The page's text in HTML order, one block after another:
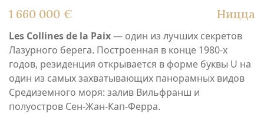
1 660 000 € Ницца
Les Collines de la Paix— один из лучших секретов
Лазурного берега. Построенная в конце 1980-х
годов, резиденция открывается в форме буквы U на
один из самых захватывающих панорамных видов
Средиземного моря: залив Вильфранш и
полуостров Сен-Жан-Кап-Ферра.